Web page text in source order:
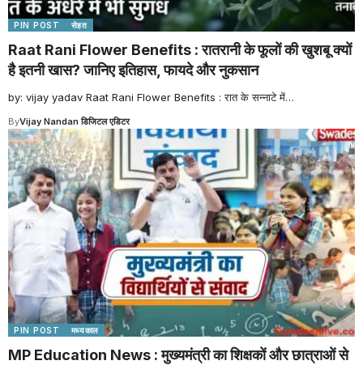
PIN POST सेहत
Raat Rani Flower Benefits : रातरानी के फूलों की खुशबू क्यों
है इतनी खास? जानिए इतिहास, फायदे और नुकसान
by: vijay yadav Raat Rani Flower Benefits : रात के सन्नाटे में…
ByVijay Nandan डिजिटल एडिटर
PIN POST मध्यकाल
MP Education News : मुख्यमंत्री का शिक्षकों और छात्राओं से